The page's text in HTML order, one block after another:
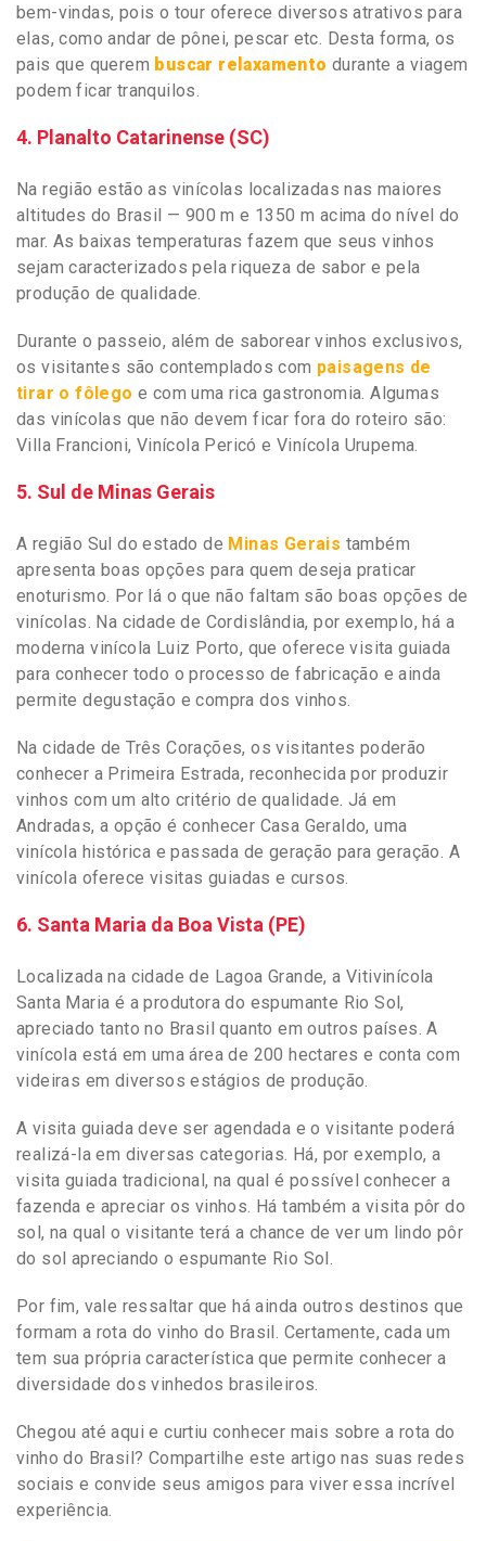
bem-vindas, pois o tour oferece diversos atrativos para
elas, como andar de pônei, pescar etc. Desta forma, os
pais que querem buscar relaxamentodurante a viagem
podem ficar tranquilos.
4. Planalto Catarinense (SC)
Na região estão as vinícolas localizadas nas maiores
altitudes do Brasil — 900 m e 1350 m acima do nível do
mar. As baixas temperaturas fazem que seus vinhos
sejam caracterizados pela riqueza de sabor e pela
produção de qualidade.
Durante o passeio, além de saborear vinhos exclusivos,
os visitantes são contemplados com paisagens de
tirar o fôlego e com uma rica gastronomia. Algumas
das vinícolas que não devem ficar fora do roteiro são:
Villa Francioni, Vinícola Pericó e Vinícola Urupema.
5. Sul de Minas Gerais
A região Sul do estado de Minas Gerais também
apresenta boas opções para quem deseja praticar
enoturismo. Por lá o que não faltam são boas opções de
vinícolas. Na cidade de Cordislândia, por exemplo, há a
moderna vinícola Luiz Porto, que oferece visita guiada
para conhecer todo o processo de fabricação e ainda
permite degustação e compra dos vinhos.
Na cidade de Três Corações, os visitantes poderão
conhecer a Primeira Estrada, reconhecida por produzir
vinhos com um alto critério de qualidade. Já em
Andradas, a opção é conhecer Casa Geraldo, uma
vinícola histórica e passada de geração para geração. A
vinícola oferece visitas guiadas e cursos.
6. Santa Maria da Boa Vista (PE)
Localizada na cidade de Lagoa Grande, a Vitivinícola
Santa Maria é a produtora do espumante Rio Sol,
apreciado tanto no Brasil quanto em outros países. A
vinícola está em uma área de 200 hectares e conta com
videiras em diversos estágios de produção.
A visita guiada deve ser agendada e o visitante poderá
realizá-la em diversas categorias. Há, por exemplo, a
visita guiada tradicional, na qual é possível conhecer a
fazenda e apreciar os vinhos. Há também a visita pôr do
sol, na qual o visitante terá a chance de ver um lindo pôr
do sol apreciando o espumante Rio Sol.
Por fim, vale ressaltar que há ainda outros destinos que
formam a rota do vinho do Brasil. Certamente, cada um
tem sua própria característica que permite conhecer a
diversidade dos vinhedos brasileiros.
Chegou até aqui e curtiu conhecer mais sobre a rota do
vinho do Brasil? Compartilhe este artigo nas suas redes
sociais e convide seus amigos para viver essa incrível
experiência.